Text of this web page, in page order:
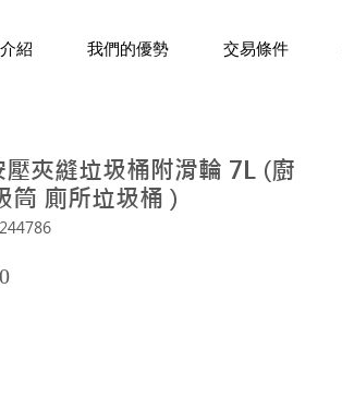
紹 我們的優勢 交易條件
夾縫垃圾桶附滑輪 7L (廚
筒 廁所垃圾桶 )
Price